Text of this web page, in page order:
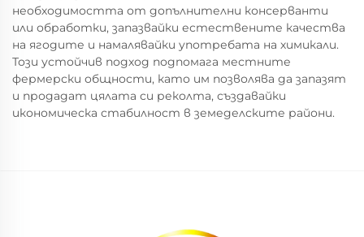
необходимостта от допълнителни консерванти
или обработки, запазвайки естествените качества
на ягодите и намалявайки употребата на химикали.
Този устойчив подход подпомага местните
фермерски общности, като им позволява да запазят
и продадат цялата си реколта, създавайки
икономическа стабилност в земеделските райони.